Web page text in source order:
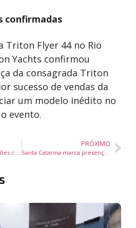
confirmadas
Triton Flyer 44 no Rio
Yachts confirmou
da consagrada Triton
sucesso de vendas da
um modelo inédito no
evento.
Cobertura de R$ 21 milhões com vista 360° reflete boom imobiliário em Balneário Camboriú
PRÓXIMO
Santa Catarina marca presença na BTL Lisboa 2025